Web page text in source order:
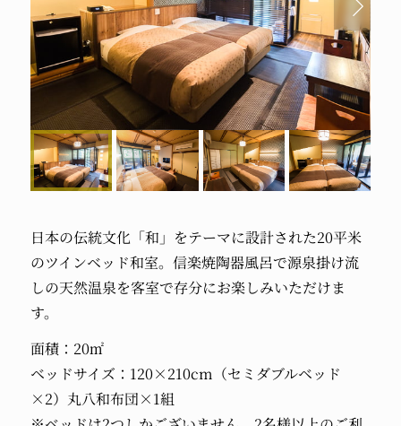
日本の伝統文化「和」をテーマに設計された20平米
のツインベッド和室。信楽焼陶器風呂で源泉掛け流
しの天然温泉を客室で存分にお楽しみいただけま
す。
面積：20㎡
ベッドサイズ：120×210cm（セミダブルベッド
×2）丸八和布団×1組